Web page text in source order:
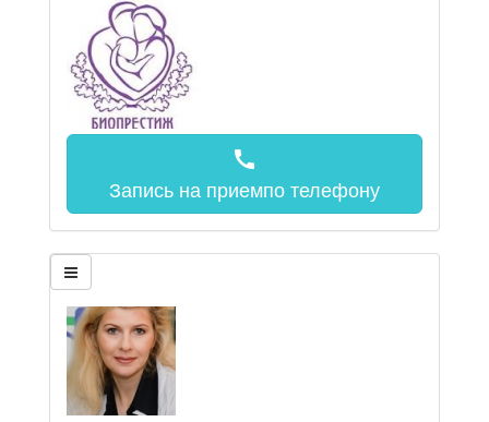
call
Запись на приемпо телефону